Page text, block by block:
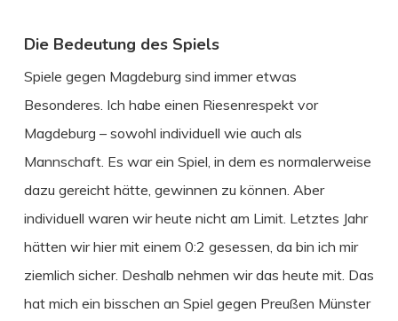
Die Bedeutung des Spiels
Spiele gegen Magdeburg sind immer etwas
Besonderes. Ich habe einen Riesenrespekt vor
Magdeburg – sowohl individuell wie auch als
Mannschaft. Es war ein Spiel, in dem es normalerweise
dazu gereicht hätte, gewinnen zu können. Aber
individuell waren wir heute nicht am Limit. Letztes Jahr
hätten wir hier mit einem 0:2 gesessen, da bin ich mir
ziemlich sicher. Deshalb nehmen wir das heute mit. Das
hat mich ein bisschen an Spiel gegen Preußen Münster